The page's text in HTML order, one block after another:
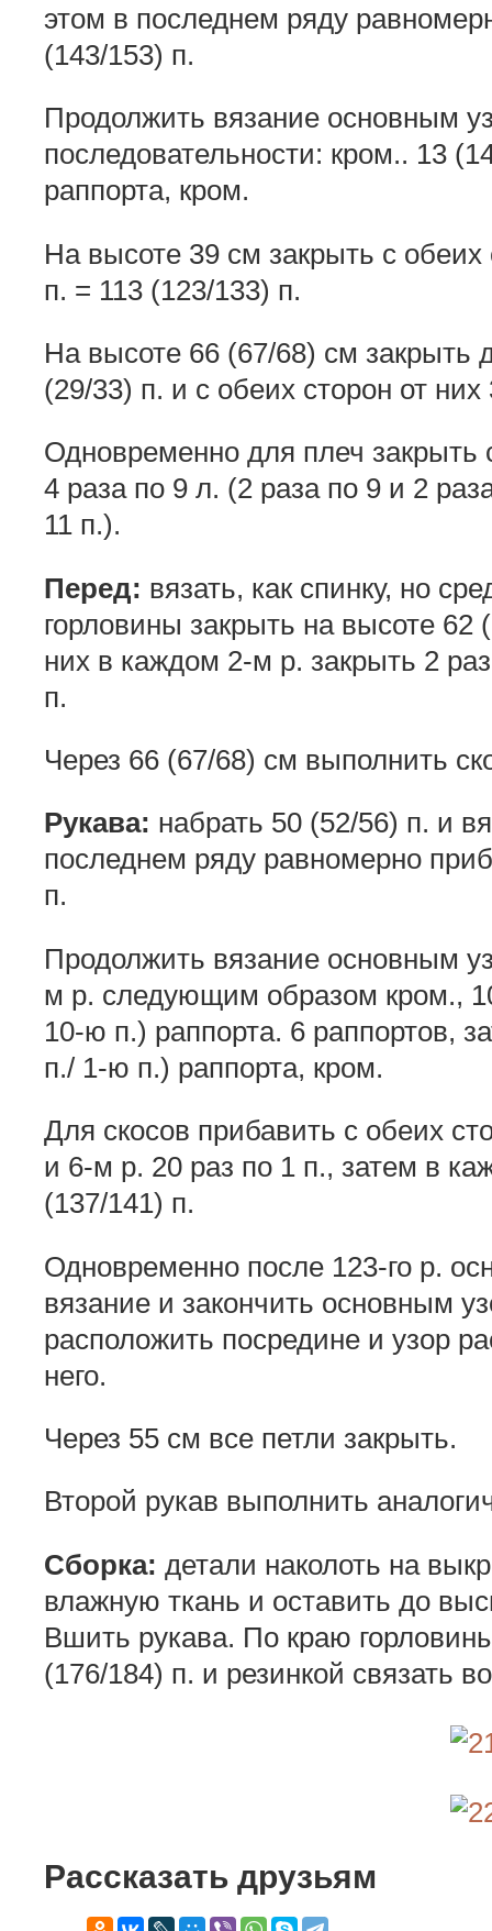
этом в последнем ряду
(143/153) п.
Продолжить вязание основным
последовательности: кром.. 13
раппорта, кром.
На высоте 39 см закрыть с
п. = 113 (123/133) п.
На высоте 66 (67/68) см закрыть
(29/33) п. и с обеих сторон от
Одновременно для плеч
4 раза по 9 л. (2 раза по 9 и 2
11 п.).
Перед: вязать, как спинку, но
горловины закрыть на высоте 62
них в каждом 2-м р. закрыть 2
п.
Через 66 (67/68) см выполнить
Рукава: набрать 50 (52/56) п. и
последнем ряду равномерно
п.
Продолжить вязание основным
м р. следующим образом кром.,
10-ю п.) раппорта. 6 раппортов,
п./ 1-ю п.) раппорта, кром.
Для скосов прибавить с обеих
и 6-м р. 20 раз по 1 п., затем в
(137/141) п.
Одновременно после 123-го р.
вязание и закончить основным
расположить посредине и узор
него.
Через 55 см все петли закрыть.
Второй рукав выполнить
Сборка: детали наколоть на
влажную ткань и оставить до
Вшить рукава. По краю
(176/184) п. и резинкой связать
Рассказать друзьям